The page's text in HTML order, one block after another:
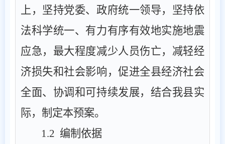
上，坚持党委、政府统一领导，坚持依
法科学统一、有力有序有效地实施地震
应急，最大程度减少人员伤亡，减轻经
济损失和社会影响，促进全县经济社会
全面、协调和可持续发展，结合我县实
际，制定本预案。
1.2 编制依据